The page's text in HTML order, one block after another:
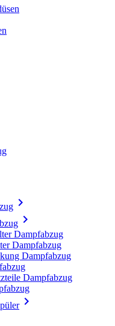


Dampfabzug
Dampfabzug
Dampfabzug
Dampfabzug
